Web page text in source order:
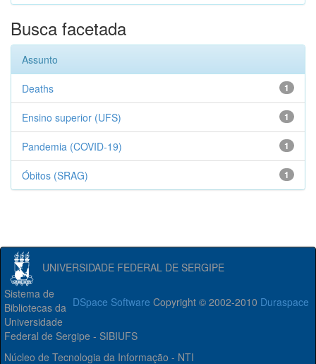
Busca facetada
Assunto
1
Deaths
1
Ensino superior (UFS)
1
Pandemia (COVID-19)
1
Óbitos (SRAG)
UNIVERSIDADE FEDERAL DE SERGIPE
DSpace Software Copyright © 2002-2010 Duraspace
Sistema de
Bibliotecas da
Universidade
Federal de Sergipe - SIBIUFS
Núcleo de Tecnologia da Informação - NTI